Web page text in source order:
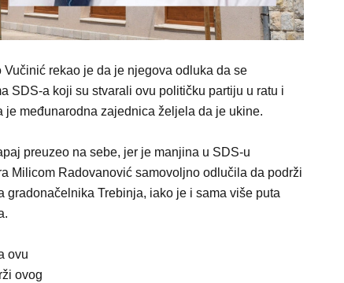
rekao je da je njegova odluka da se
SDS-a koji su stvarali ovu političku partiju u ratu i
međunarodna zajednica željela da je ukine.
preuzeo na sebe, jer je manjina u SDS-u
Milicom Radovanović samovoljno odlučila da podrži
Trebinja, iako je i sama više puta
ovu
ovog